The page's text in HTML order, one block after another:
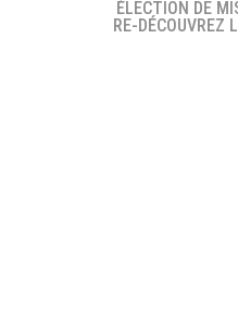
ÉLECTION DE
RE-DÉCOUVREZ